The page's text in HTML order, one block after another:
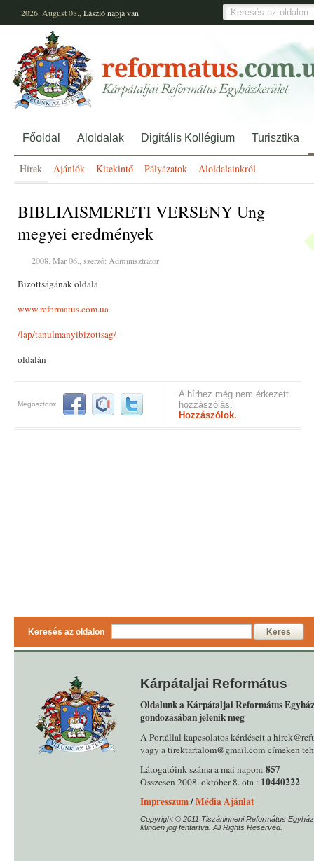
2026. August 08., Lászlónapja van
Főoldal Aloldalak Digitális Kollégium Turisztika
Hírek Ajánlók Kitekintő Pályázatok Aloldalainkról
BIBLIAISMERETI VERSENY Ung
megyei eredmények
2008. Mar 06., szerző: Adminisztrátor
Bizottságának oldala
www.reformatus.com.ua
/lap/tanulmanyibizottsag/
oldalán
Megosztom:
A hírhez még nem érkezett
hozzászólás.
Hozzászólok.
Keresés az oldalon Keres
Kárpátaljai Református
Oldalunk a Kárpátaljai Református
gondozásában jelenik meg
A Portállal kapcsolatos kérdéseit a
vagy a tirektartalom@gmail.com címeken
Látogatóink száma a mai napon: 857
Összesen 2008. október 8. óta : 10440222
Impresszum/Média Ajánlat
Copyright © 2011 Tiszáninneni Református
Minden jog fentartva. All Rights Reserved.